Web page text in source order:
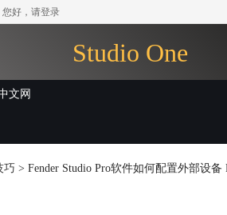
您好， 请登录
Studio One
巧 > Fender Studio Pro软件如何配置外部设备